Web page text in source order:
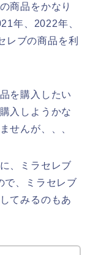
商品をかなり
年、2022年、
レブの商品を利
を購入したい
入しようかな
せんが、、、
、ミラセレブ
で、ミラセレブ
てみるのもあ